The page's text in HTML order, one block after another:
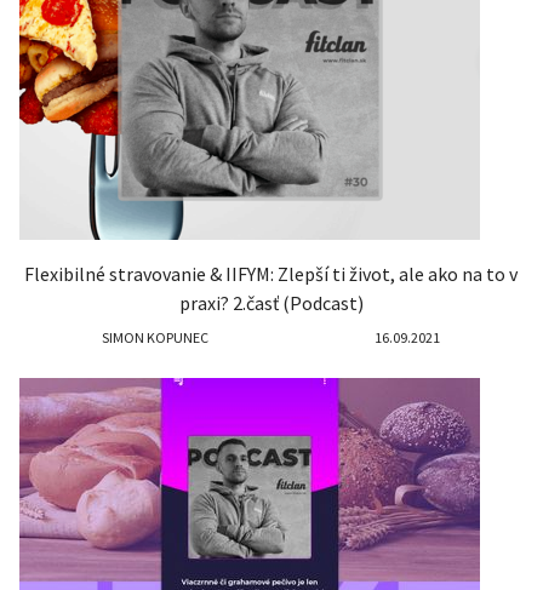
Flexibilné stravovanie & IIFYM: Zlepší ti život, ale ako na to v
praxi? 2.časť (Podcast)
SIMON KOPUNEC 16.09.2021